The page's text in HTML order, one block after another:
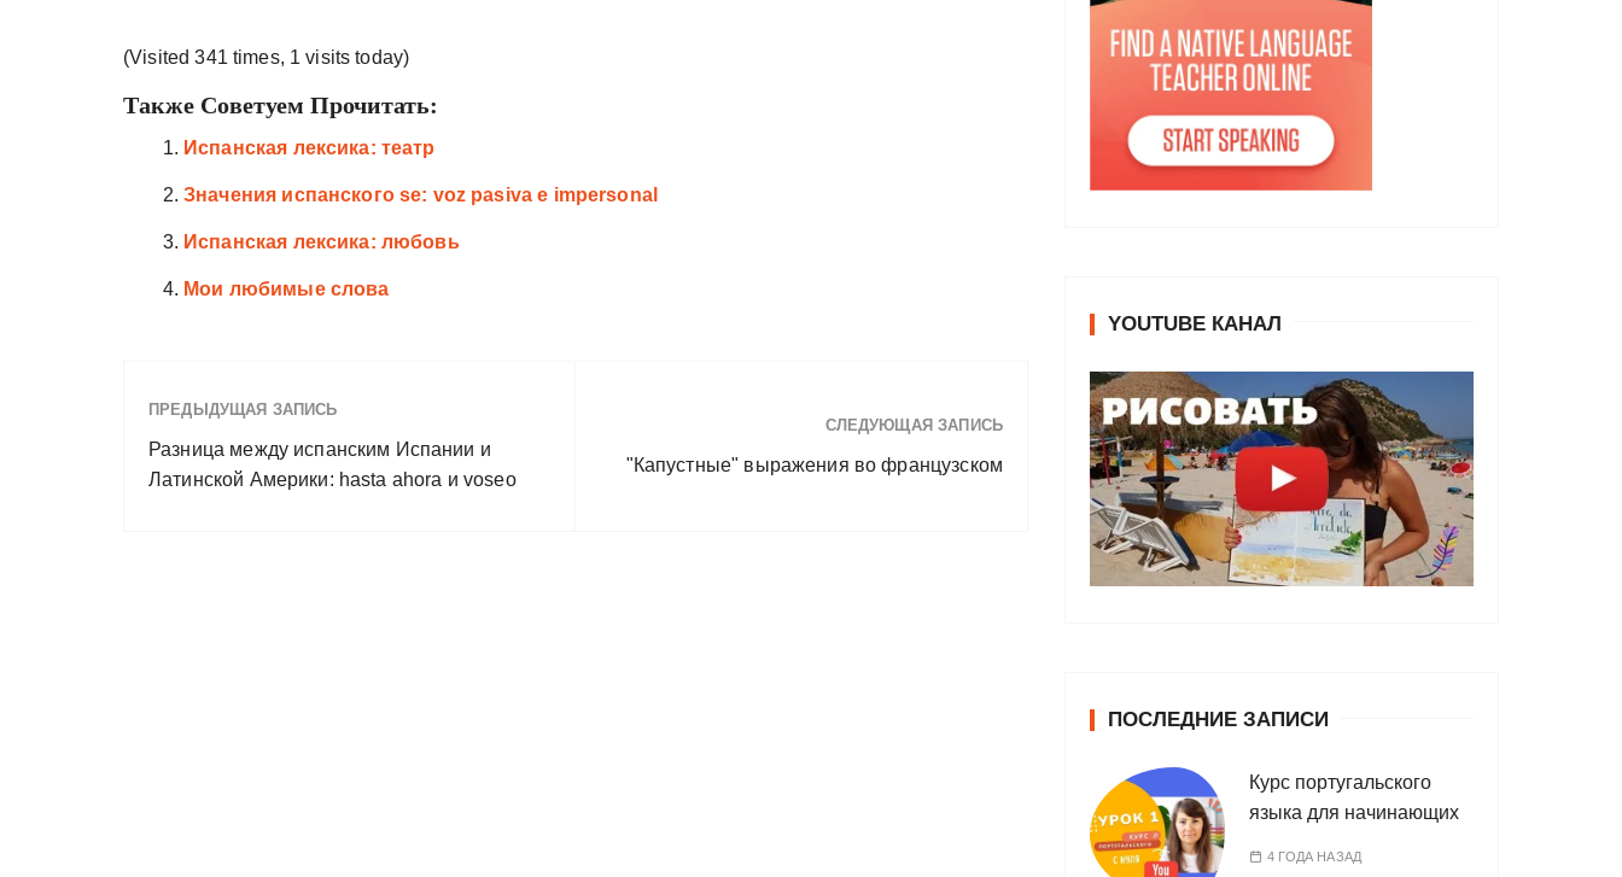
(Visited 341 times, 1 visits today)
Также Советуем Прочитать:
Испанская лексика: театр
Значения испанского se: voz pasiva e impersonal
Испанская лексика: любовь
Мои любимые слова
ПРЕДЫДУЩАЯ ЗАПИСЬ
Разница между испанским Испании и
Латинской Америки: hasta ahora и voseo
СЛЕДУЮЩАЯ ЗАПИСЬ
"Капустные" выражения во французском
YOUTUBE КАНАЛ
ПОСЛЕДНИЕ ЗАПИСИ
Курс португальского
языка для начинающих
4 ГОДА НАЗАД